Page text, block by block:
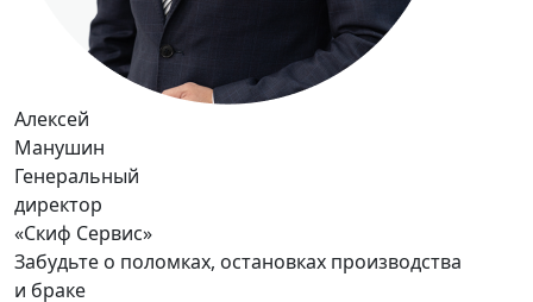
Алексей
Манушин
Генеральный
директор
«Скиф Сервис»
Забудьте о поломках, остановках производства
и браке